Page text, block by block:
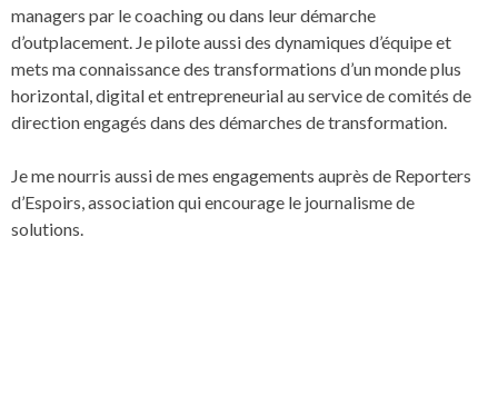
managers par le coaching ou dans leur démarche
d’outplacement. Je pilote aussi des dynamiques d’équipe et
mets ma connaissance des transformations d’un monde plus
horizontal, digital et entrepreneurial au service de comités de
direction engagés dans des démarches de transformation.
Je me nourris aussi de mes engagements auprès de Reporters
d’Espoirs, association qui encourage le journalisme de
solutions.